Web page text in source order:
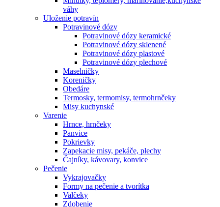
váhy
Uloženie potravín
Potravinové dózy
Potravinové dózy keramické
Potravinové dózy sklenené
Potravinové dózy plastové
Potravinové dózy plechové
Maselničky
Koreničky
Obedáre
Termosky, termomisy, termohrnčeky
Misy kuchynské
Varenie
Hrnce, hrnčeky
Panvice
Pokrievky
Zapekacie misy, pekáče, plechy
Čajníky, kávovary, konvice
Pečenie
Vykrajovačky
Formy na pečenie a tvorítka
Valčeky
Zdobenie